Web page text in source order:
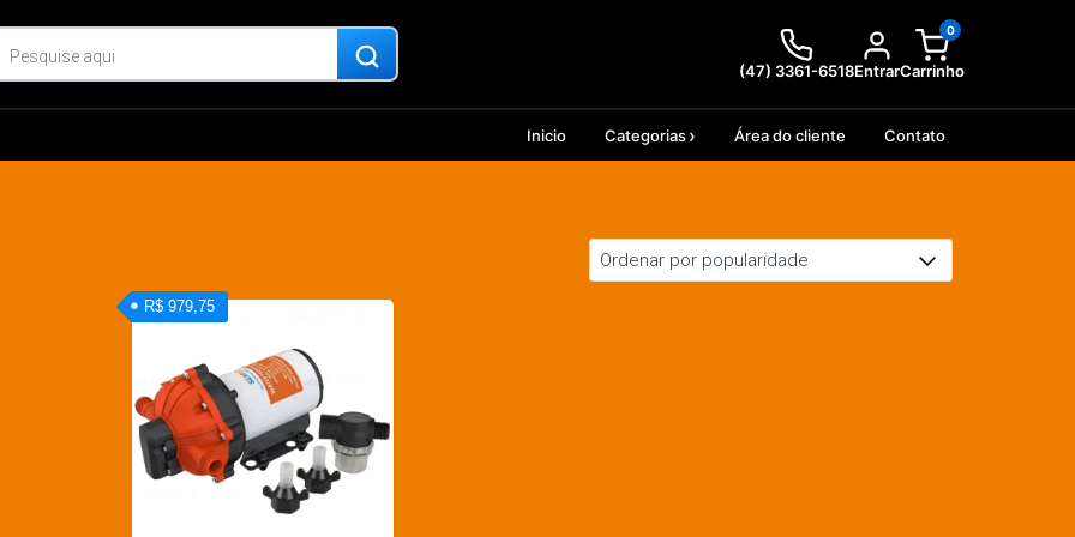
(47) 3361-6518Entrar
0
Carrinho
Inicio Categorias Área do cliente Contato
R$ 979,75